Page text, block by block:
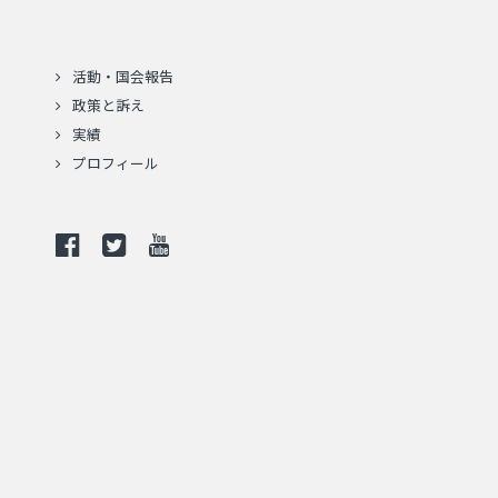
活動・国会報告
政策と訴え
実績
プロフィール